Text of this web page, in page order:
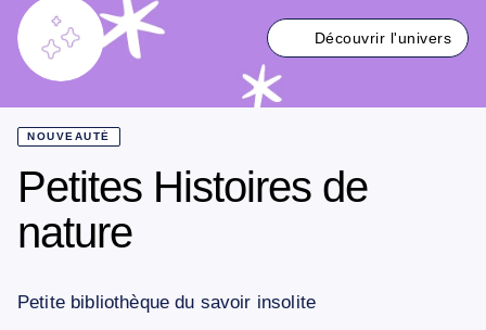
Découvrir l'univers
NOUVEAUTÉ
Petites Histoires de
nature
Petite bibliothèque du savoir insolite